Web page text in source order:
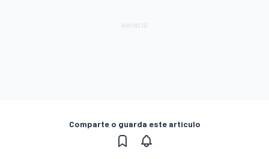
Comparte o guarda este artículo